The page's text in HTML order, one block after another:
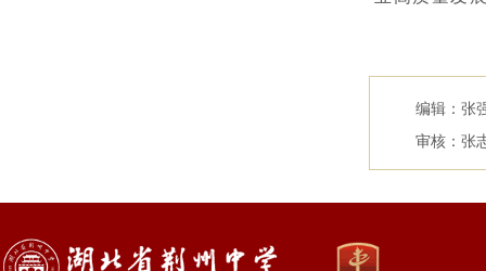
编辑：张
审核：张